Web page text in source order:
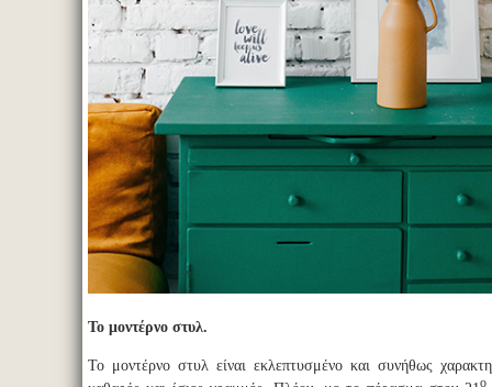
Το μοντέρνο στυλ.
Το μοντέρνο στυλ είναι εκλεπτυσμένο και συνήθως
ο